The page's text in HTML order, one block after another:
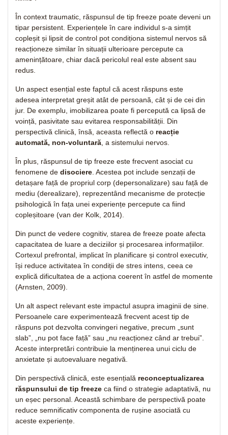
În context traumatic, răspunsul de tip freeze poate deveni un
tipar persistent. Experiențele în care individul s-a simțit
copleșit și lipsit de control pot condiționa sistemul nervos să
reacționeze similar în situații ulterioare percepute ca
amenințătoare, chiar dacă pericolul real este absent sau
redus.
Un aspect esențial este faptul că acest răspuns este
adesea interpretat greșit atât de persoană, cât și de cei din
jur. De exemplu, imobilizarea poate fi percepută ca lipsă de
voință, pasivitate sau evitarea responsabilității. Din
perspectivă clinică, însă, aceasta reflectă o reacție
automată, non-voluntară , a sistemului nervos.
În plus, răspunsul de tip freeze este frecvent asociat cu
fenomene de disociere . Acestea pot include senzații de
detașare față de propriul corp (depersonalizare) sau față de
mediu (derealizare), reprezentând mecanisme de protecție
psihologică în fața unei experiențe percepute ca fiind
copleșitoare (van der Kolk, 2014).
Din punct de vedere cognitiv, starea de freeze poate afecta
capacitatea de luare a deciziilor și procesarea informațiilor.
Cortexul prefrontal, implicat în planificare și control executiv,
își reduce activitatea în condiții de stres intens, ceea ce
explică dificultatea de a acționa coerent în astfel de momente
(Arnsten, 2009).
Un alt aspect relevant este impactul asupra imaginii de sine.
Persoanele care experimentează frecvent acest tip de
răspuns pot dezvolta convingeri negative, precum „sunt
slab”, „nu pot face față” sau „nu reacționez când ar trebui”.
Aceste interpretări contribuie la menținerea unui ciclu de
anxietate și autoevaluare negativă.
Din perspectivă clinică, este esențială reconceptualizarea
răspunsului de tip freeze ca fiind o strategie adaptativă, nu
un eșec personal. Această schimbare de perspectivă poate
reduce semnificativ componenta de rușine asociată cu
aceste experiențe.